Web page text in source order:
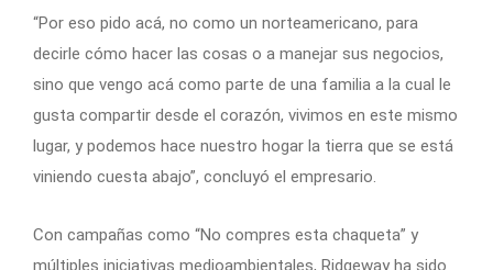
“Por eso pido acá, no como un norteamericano, para
decirle cómo hacer las cosas o a manejar sus negocios,
sino que vengo acá como parte de una familia a la cual le
gusta compartir desde el corazón, vivimos en este mismo
lugar, y podemos hace nuestro hogar la tierra que se está
viniendo cuesta abajo”, concluyó el empresario.
Con campañas como “No compres esta chaqueta” y
múltiples iniciativas medioambientales, Ridgeway ha sido